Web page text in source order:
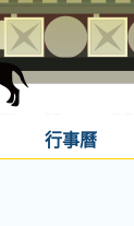
行事曆